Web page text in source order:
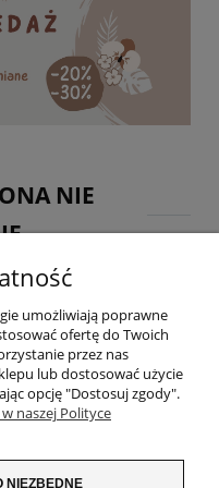
NIE
szukasz.
z wyszukiwarki.
umożliwiają poprawne
ofertę do Twoich
przez nas
lub dostosować użycie
opcję "Dostosuj zgody".
naszej Polityce
NIEZBĘDNE